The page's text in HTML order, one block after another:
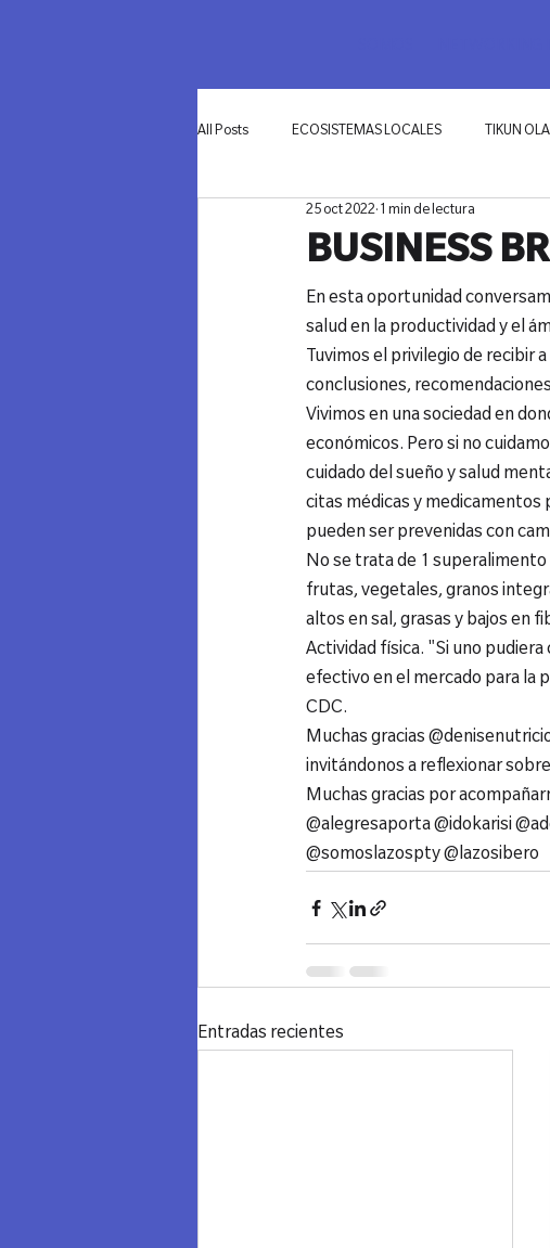
All Posts ECOSISTEMAS LOCALES TIKUN
INNOVACIÓN
BUSINESS
25 oct 2022 1 min de lectura
En esta oportunidad
salud en la productividad y el
Tuvimos el privilegio de recibir
conclusiones,
Vivimos en una sociedad en
económicos. Pero si no
cuidado del sueño y salud
citas médicas y medicamentos
pueden ser prevenidas con
No se trata de 1 superalimento
frutas, vegetales, granos
altos en sal, grasas y bajos en
Actividad física. "Si uno
efectivo en el mercado para la
CDC.
Muchas gracias
invitándonos a reflexionar
Muchas gracias por
@alegresaporta @idokarisi
@somoslazospty @lazosibero
Entradas recientes